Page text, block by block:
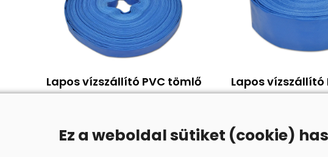
Lapos vízszállító PVC tömlő
50 m 1"
18 080 Ft
Lapos vízszállító
25 m
13 700
Ez a weboldal sütiket (cookie)